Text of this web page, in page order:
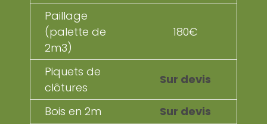
Paillage
(palette de
2m3)
180€
Piquets de
clôtures
Sur devis
Bois en 2m
Sur devis